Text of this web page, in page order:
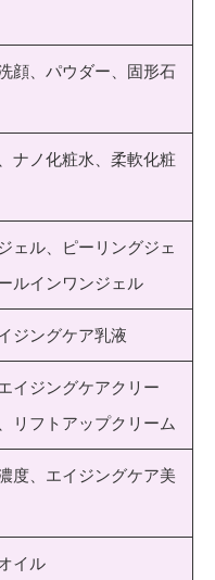
顔、パウダー、固形石
ナノ化粧水、柔軟化粧
ェル、ピーリングジェ
ルインワンジェル
ジングケア乳液
イジングケアクリー
リフトアップクリーム
度、エイジングケア美
イル